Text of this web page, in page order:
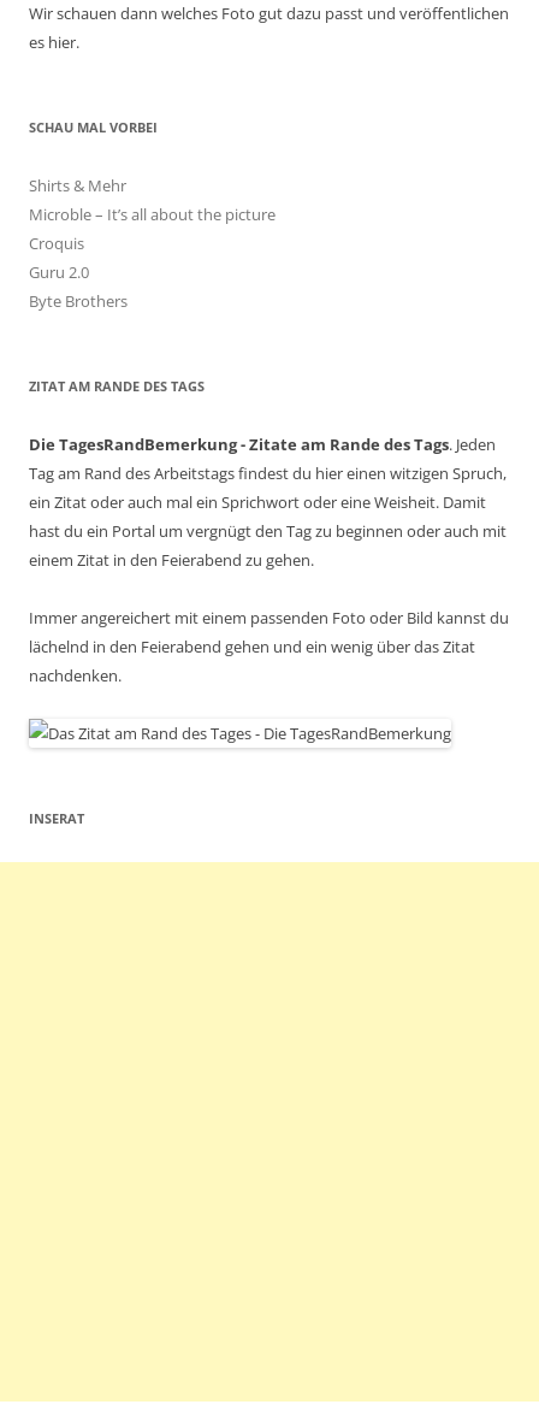
Wir schauen dann welches Foto gut dazu passt und veröffentlichen
es hier.
SCHAU MAL VORBEI
Shirts & Mehr
Microble – It’s all about the picture
Croquis
Guru 2.0
Byte Brothers
ZITAT AM RANDE DES TAGS
Die TagesRandBemerkung - Zitate am Rande des Tags. Jeden
Tag am Rand des Arbeitstags findest du hier einen witzigen Spruch,
ein Zitat oder auch mal ein Sprichwort oder eine Weisheit. Damit
hast du ein Portal um vergnügt den Tag zu beginnen oder auch mit
einem Zitat in den Feierabend zu gehen.
Immer angereichert mit einem passenden Foto oder Bild kannst du
lächelnd in den Feierabend gehen und ein wenig über das Zitat
nachdenken.
INSERAT